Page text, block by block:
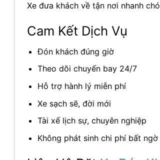
Xe đưa khách về tận nơi nhanh
Cam Kết Dịch Vụ
Đón khách đúng giờ
Theo dõi chuyến bay 24/7
Hỗ trợ hành lý miễn phí
Xe sạch sẽ, đời mới
Tài xế lịch sự, chuyên nghiệp
Không phát sinh chi phí bất ngờ